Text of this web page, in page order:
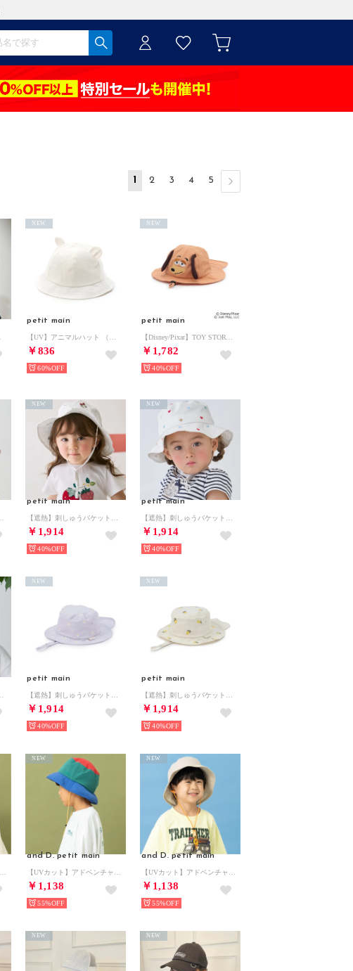
1 2 3 4 5
petit main
￥836
NEW
60%
petit main
￥1,782
NEW
40%
petit main
￥1,914
NEW
40%
petit main
￥1,914
NEW
40%
petit main
￥1,914
NEW
40%
petit main
￥1,914
NEW
40%
and D. petit main
￥1,138
NEW
55%
and D. petit main
￥1,138
NEW
55%
NEW NEW